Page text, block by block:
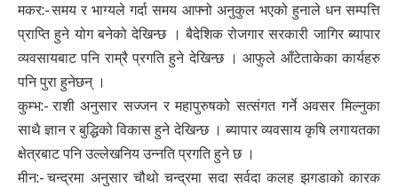
मकर:- समय र भाग्यले गर्दा समय आफ्नो अनुकुल भएको हुनाले धन सम्पत्ति
प्राप्ति हुने योग बनेको देखिन्छ । बैदेशिक रोजगार सरकारी जागिर ब्यापार
व्यवसायबाट पनि राम्रै प्रगति हुने देखिन्छ । आफुले आँटेताकेका कार्यहरु
पनि पुरा हुनेछन् ।
कुम्भ:- राशी अनुसार सज्जन र महापुरुषको सत्संगत गर्ने अवसर मिल्नुका
साथै ज्ञान र बुद्धिको विकास हुने देखिन्छ । ब्यापार व्यवसाय कृषि लगायतका
क्षेत्रबाट पनि उल्लेखनिय उन्नति प्रगति हुने छ ।
मीन:- चन्द्रमा अनुसार चौथो चन्द्रमा सदा सर्वदा कलह झगडाको कारक